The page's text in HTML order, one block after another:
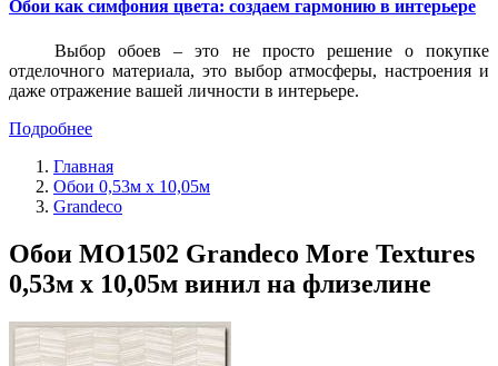
Обои как симфония цвета: создаем гармонию в интерьере
Выбор обоев – это не просто решение о покупке
отделочного материала, это выбор атмосферы, настроения и
даже отражение вашей личности в интерьере.
Подробнее
Главная
Обои 0,53м x 10,05м
Grandeco
Обои MO1502 Grandeco More Textures
0,53м x 10,05м винил на флизелине